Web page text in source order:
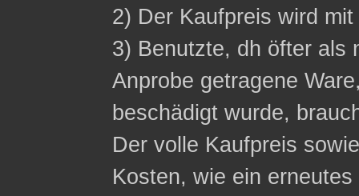
2) Der Kaufpreis wird
3) Benutzte, dh öfter als
Anprobe getragene
beschädigt wurde,
Der volle Kaufpreis
Kosten, wie ein